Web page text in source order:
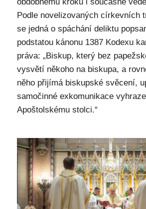
obdobnému kroku i současné
Podle novelizovaných církevních
se jedná o spáchání deliktu
podstatou kánonu 1387 Kodexu
práva: „Biskup, který bez
vysvětí někoho na biskupa, a
něho přijímá biskupské svěcení,
samočinné exkomunikace
Apoštolskému stolci.“